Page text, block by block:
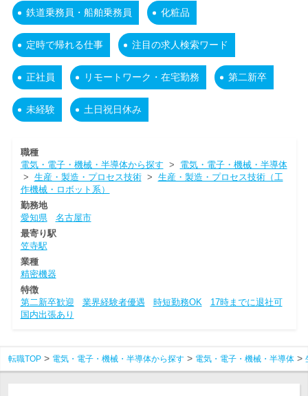
鉄道乗務員・船舶乗務員 化粧品
定時で帰れる仕事 注目の求人検索ワード
正社員 リモートワーク・在宅勤務 第二新卒
未経験 土日祝日休み
職種
電気・電子・機械・半導体から探す > 電気・電子・機械・半導体
> 生産・製造・プロセス技術> 生産・製造・プロセス技術（工
作機械・ロボット系）
勤務地
愛知県
名古屋市
最寄り駅
笠寺駅
業種
精密機器
特徴
第二新卒歓迎
業界経験者優遇 時短勤務OK
17時までに退社可
国内出張あり
転職TOP 電気・電子・機械・半導体から探す 電気・電子・機械・半導体